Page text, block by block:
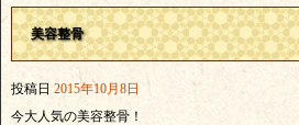
美容整骨
投稿日 2015年10月8日
今大人気の美容整骨！